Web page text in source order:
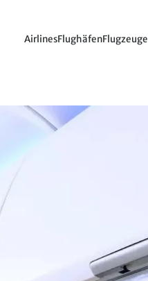
AirlinesFlughäfenFlugzeuge